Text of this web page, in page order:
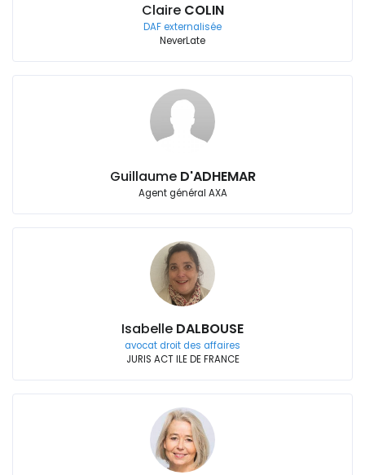
Claire COLIN
DAF externalisée
NeverLate
Guillaume D'ADHEMAR
Agent général AXA
Isabelle DALBOUSE
avocat droit des affaires
JURIS ACT ILE DE FRANCE